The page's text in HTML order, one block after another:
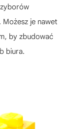
je nawet
by zbudować
biura.